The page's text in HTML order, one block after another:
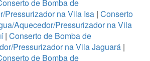
de Bomba de
Pressurizador na Vila Isa| Conserto
Aquecedor/Pressurizador na Vila
| Conserto de Bomba de
Pressurizador na Vila Jaguará|
de Bomba de